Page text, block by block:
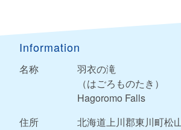
Information
名称
羽衣の滝
（はごろものたき）
Hagoromo Falls
住所
北海道上川郡東川町松